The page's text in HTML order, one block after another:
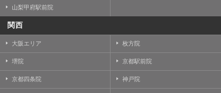
山梨甲府駅前院
関西
大阪エリア 枚方院
堺院 京都駅前院
京都四条院 神戸院